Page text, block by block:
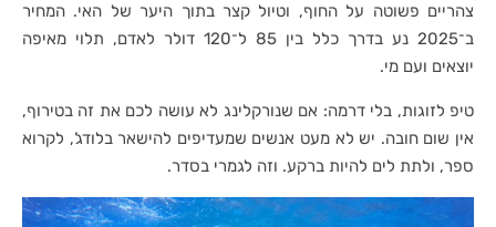
צהריים פשוטה על החוף, וטיול קצר בתוך היער של האי. המחיר
ב־2025 נע בדרך כלל בין 85 ל־120 דולר לאדם, תלוי מאיפה
יוצאים ועם מי.
טיפ לזוגות, בלי דרמה: אם שנורקלינג לא עושה לכם את זה בטירוף,
אין שום חובה. יש לא מעט אנשים שמעדיפים להישאר בלודג’, לקרוא
ספר, ולתת לים להיות ברקע. וזה לגמרי בסדר.